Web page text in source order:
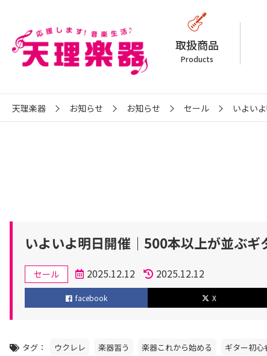
取扱商品
Products
天理楽器 お知らせ お知らせ セール いよい
いよいよ明日開催｜500本以上が並ぶ
カ
テ
ゴ
ー
セール
投
稿
2025.12.12
更
新
2025.12.12
facebook X
タグ ウクレレ 楽器習う 楽器これから始める ギター初心